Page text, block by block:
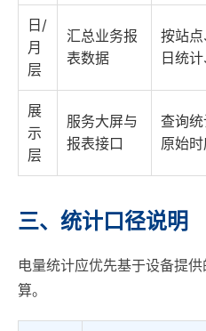
日/
月
层
汇总业务报
表数据
按站
日统
展
示
层
服务大屏与
报表接口
查询
原始
三、统计口径说明
电量统计应优先基于设备提
算。